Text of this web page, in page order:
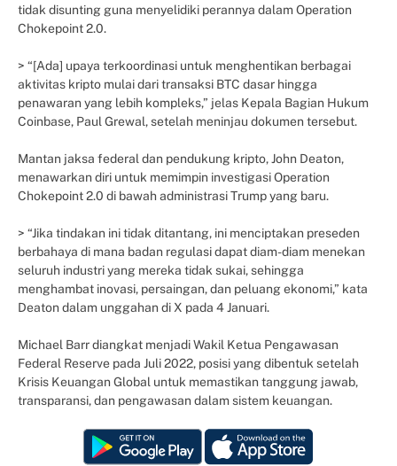
tidak disunting guna menyelidiki perannya dalam Operation
Chokepoint 2.0.
> “[Ada] upaya terkoordinasi untuk menghentikan berbagai
aktivitas kripto mulai dari transaksi BTC dasar hingga
penawaran yang lebih kompleks,” jelas Kepala Bagian Hukum
Coinbase, Paul Grewal, setelah meninjau dokumen tersebut.
Mantan jaksa federal dan pendukung kripto, John Deaton,
menawarkan diri untuk memimpin investigasi Operation
Chokepoint 2.0 di bawah administrasi Trump yang baru.
> “Jika tindakan ini tidak ditantang, ini menciptakan preseden
berbahaya di mana badan regulasi dapat diam-diam menekan
seluruh industri yang mereka tidak sukai, sehingga
menghambat inovasi, persaingan, dan peluang ekonomi,” kata
Deaton dalam unggahan di X pada 4 Januari.
Michael Barr diangkat menjadi Wakil Ketua Pengawasan
Federal Reserve pada Juli 2022, posisi yang dibentuk setelah
Krisis Keuangan Global untuk memastikan tanggung jawab,
transparansi, dan pengawasan dalam sistem keuangan.